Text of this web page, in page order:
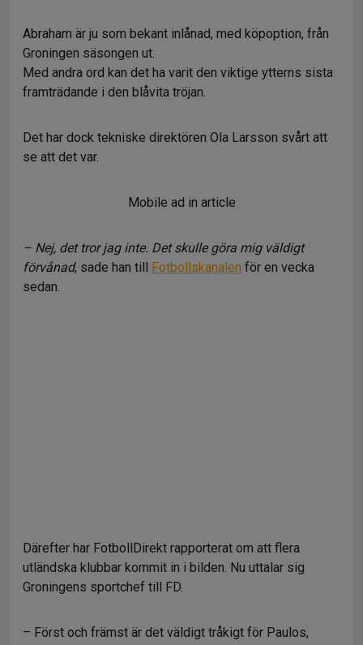
Abraham är ju som bekant inlånad, med köpoption, från
Groningen säsongen ut.
Med andra ord kan det ha varit den viktige ytterns sista
framträdande i den blåvita tröjan.
Det har dock tekniske direktören Ola Larsson svårt att
se att det var.
Mobile ad in article
– Nej, det tror jag inte. Det skulle göra mig väldigt
förvånad, sade han till Fotbollskanalen för en vecka
sedan.
Därefter har FotbollDirekt rapporterat om att flera
utländska klubbar kommit in i bilden. Nu uttalar sig
Groningens sportchef till FD.
– Först och främst är det väldigt tråkigt för Paulos,